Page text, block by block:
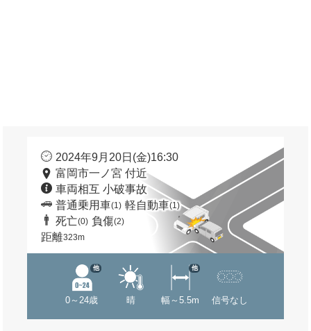
2024年9月20日(金)16:30
富岡市一ノ宮 付近
車両相互 小破事故
普通乗用車(1) 軽自動車(1)
死亡(0) 負傷(2)
距離323m
0～24歳
他
晴 幅～5.5m
他
信号なし